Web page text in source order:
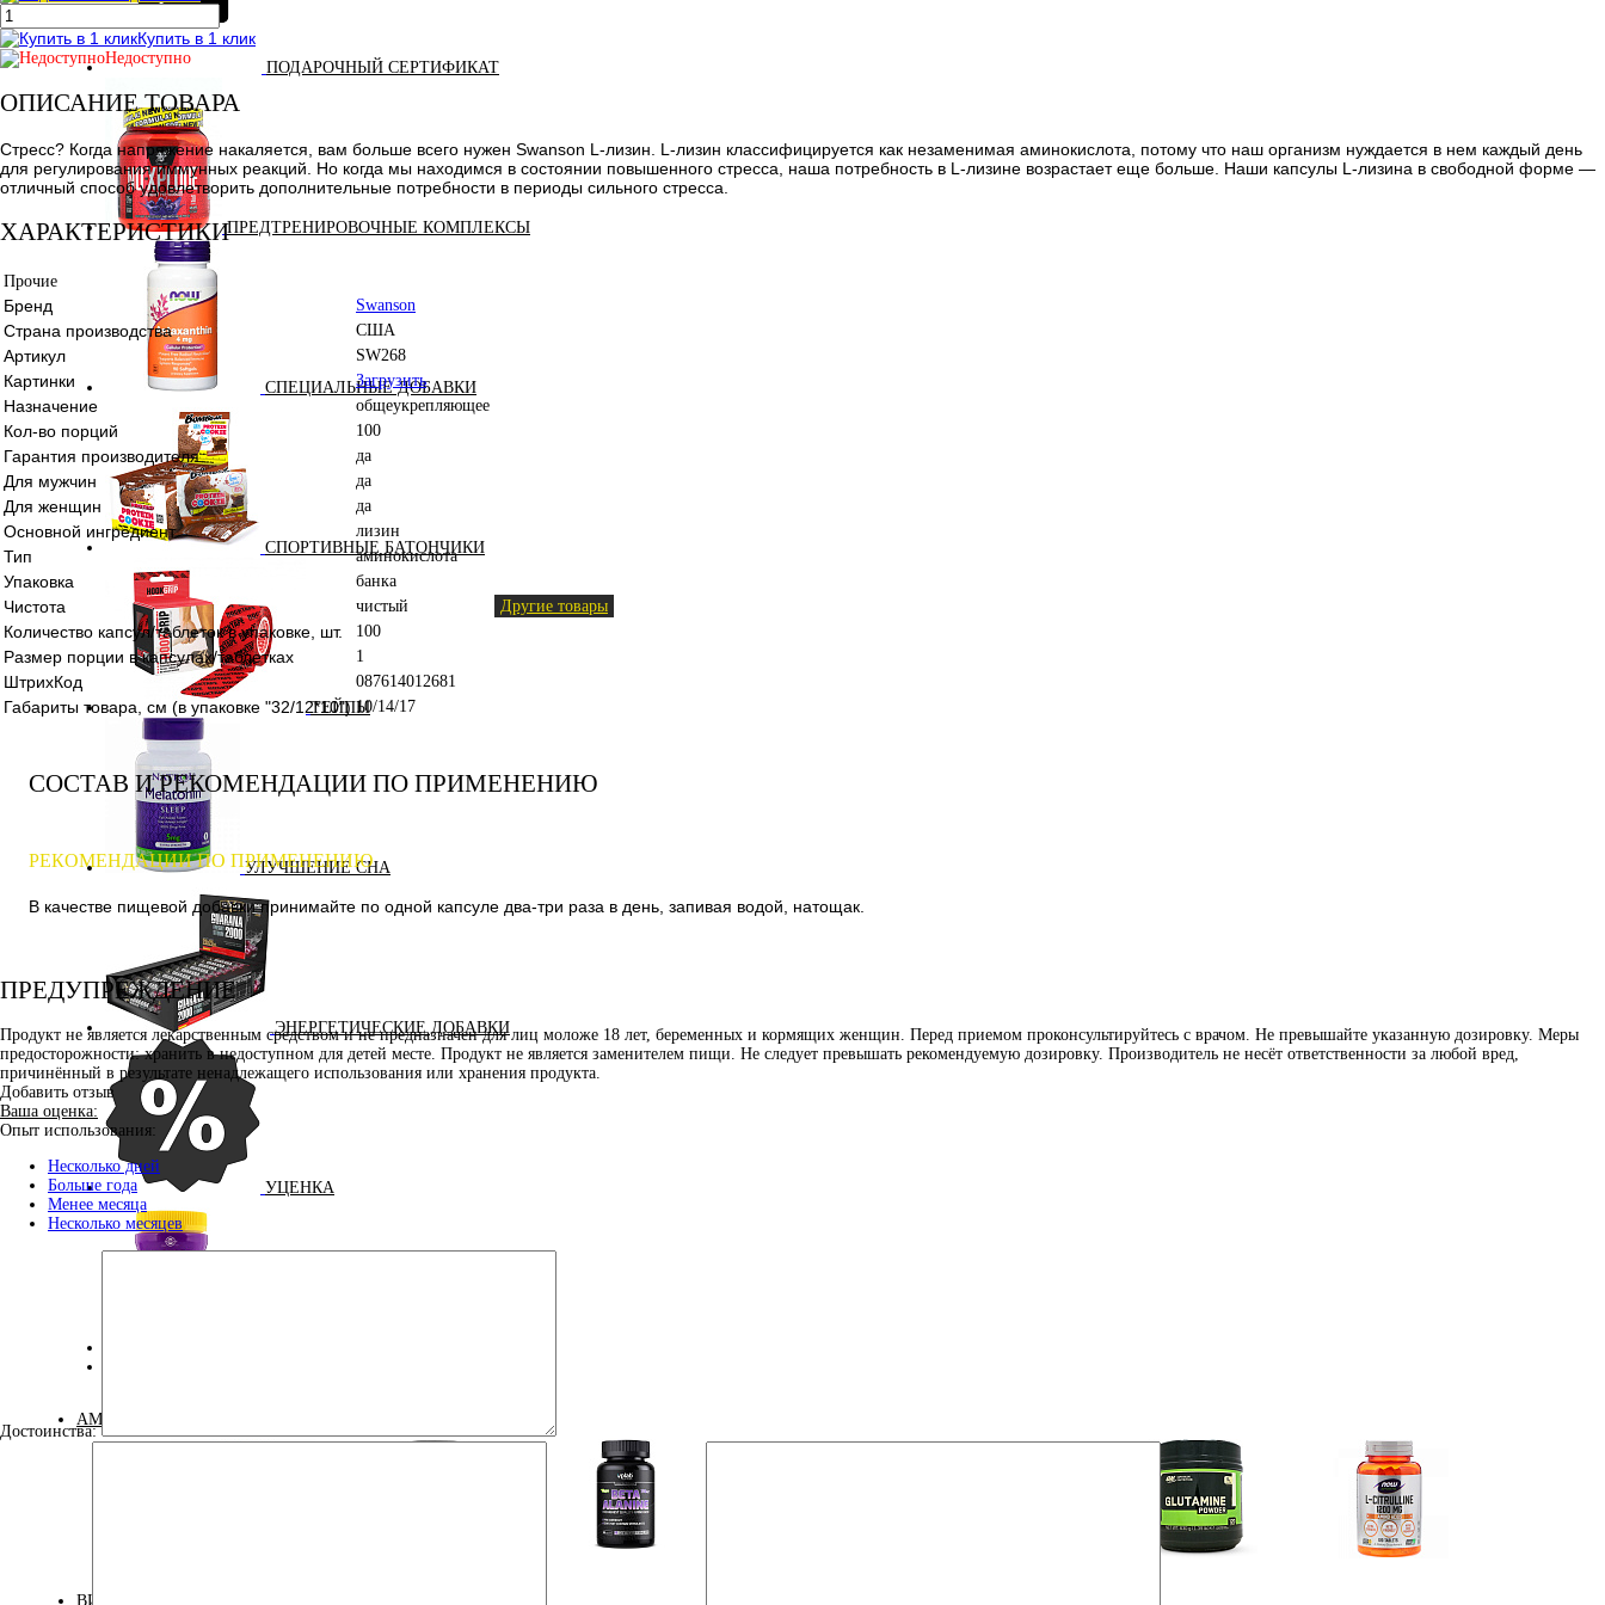
ПОДАРОЧНЫЙ СЕРТИФИКАТ
ПРЕДТРЕНИРОВОЧНЫЕ КОМПЛЕКСЫ
СПЕЦИАЛЬНЫЕ ДОБАВКИ
СПОРТИВНЫЕ БАТОНЧИКИ
ТЕЙПЫ
УЛУЧШЕНИЕ СНА
ЭНЕРГЕТИЧЕСКИЕ ДОБАВКИ
УЦЕНКА
АМИНОКИСЛОТЫ
ВИТАМИНЫ И МИНЕРАЛЫ
Купить в 1 клик
Недоступно
ОПИСАНИЕ ТОВАРА
Стресс? Когда напряжение накаляется, вам больше всего нужен Swanson L-лизин. L-лизин классифицируется как незаменимая аминокислота, потому что наш организм нуждается в нем каждый день
для регулирования иммунных реакций. Но когда мы находимся в состоянии повышенного стресса, наша потребность в L-лизине возрастает еще больше. Наши капсулы L-лизина в свободной форме —
отличный способ удовлетворить дополнительные потребности в периоды сильного стресса.
ХАРАКТЕРИСТИКИ
Прочие
Бренд Swanson
Страна производства США
Артикул SW268
Картинки Загрузить
Назначение общеукрепляющее
Кол-во порций 100
Гарантия производителя да
Для мужчин да
Для женщин да
Основной ингредиент лизин
Тип аминокислота
Упаковка банка
Чистота чистый Другие товары
Количество капсул/таблеток в упаковке, шт. 100
Размер порции в капсулах/таблетках 1
ШтрихКод 087614012681
Габариты товара, см (в упаковке "32/12*10") 10/14/17
СОСТАВ И РЕКОМЕНДАЦИИ ПО ПРИМЕНЕНИЮ
РЕКОМЕНДАЦИИ ПО ПРИМЕНЕНИЮ
В качестве пищевой добавки принимайте по одной капсуле два-три раза в день, запивая водой, натощак.
ПРЕДУПРЕЖДЕНИЕ
Продукт не является лекарственным средством и не предназначен для лиц моложе 18 лет, беременных и кормящих женщин. Перед приемом проконсультируйтесь с врачом. Не превышайте указанную дозировку. Меры
предосторожности: хранить в недоступном для детей месте. Продукт не является заменителем пищи. Не следует превышать рекомендуемую дозировку. Производитель не несёт ответственности за любой вред,
причинённый в результате ненадлежащего использования или хранения продукта.
Добавить отзыв
Ваша оценка:
Опыт использования:
Несколько дней
Больше года
Менее месяца
Несколько месяцев
Достоинства: